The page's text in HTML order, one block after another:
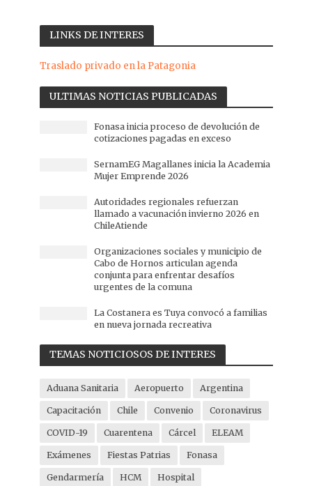
LINKS DE INTERES
Traslado privado en la Patagonia
ULTIMAS NOTICIAS PUBLICADAS
Fonasa inicia proceso de devolución de
cotizaciones pagadas en exceso
SernamEG Magallanes inicia la Academia
Mujer Emprende 2026
Autoridades regionales refuerzan
llamado a vacunación invierno 2026 en
ChileAtiende
Organizaciones sociales y municipio de
Cabo de Hornos articulan agenda
conjunta para enfrentar desafíos
urgentes de la comuna
La Costanera es Tuya convocó a familias
en nueva jornada recreativa
TEMAS NOTICIOSOS DE INTERES
Aduana Sanitaria Aeropuerto Argentina
Capacitación Chile Convenio Coronavirus
COVID-19 Cuarentena Cárcel ELEAM
Exámenes Fiestas Patrias Fonasa
Gendarmería HCM Hospital